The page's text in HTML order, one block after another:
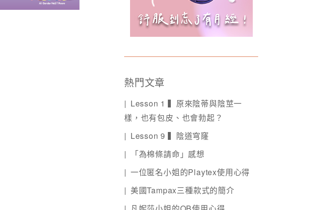
熱門文章
Lesson 1 ▍原來陰蒂與陰莖一
樣，也有包皮、也會勃起？
Lesson 9 ▍陰道穹窿
「為棉條請命」感想
一位匿名小姐的Playtex使用心得
美國Tampax三種款式的簡介